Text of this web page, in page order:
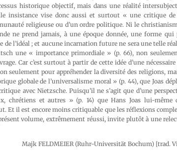
historique objectif, mais dans une réalité
insistance vise donc aussi et surtout « une critique
religieuse ou d’un ordre politique. Ni le
ne prend jamais, à une époque donnée, une forme qui
l’idéal ; et aucune incarnation future ne sera une telle
une « importance primordiale » (p. 66), non
Car c’est surtout à partir de cette idée d’une
seulement pour appréhender la diversité des religions,
globale de l’universalisme moral » (p. 44), que Joas
avec Nietzsche. Puisqu’il ne s’agit que d’une
chrétiens et autres » (p. 14) que Hans Joas lui-même
Et il est encore moins critiquable que les réflexions
volume, extrêmement réussi, invite plutôt à une
Majk FELDMEIER (Ruhr-Universität Bochum) [trad.